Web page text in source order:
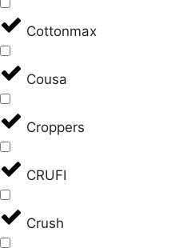
Cottonmax
Cousa
Croppers
CRUFI
Crush